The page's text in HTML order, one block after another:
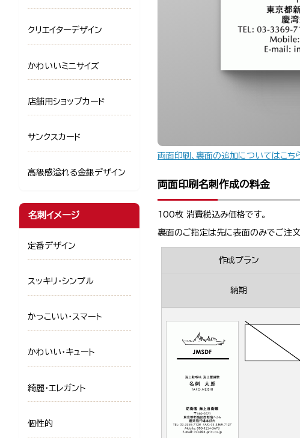
両面印刷、裏面の追加についてはこち
両面印刷名刺作成の料金
100枚 消費税込み価格です。
裏面のご指定は先に表面のみでご注
作成プラン
納期
クリエイターデザイン
かわいいミニサイズ
店舗用ショップカード
サンクスカード
高級感溢れる金銀デザイン
名刺イメージ
定番デザイン
スッキリ・シンプル
かっこいい・スマート
かわいい・キュート
綺麗・エレガント
個性的